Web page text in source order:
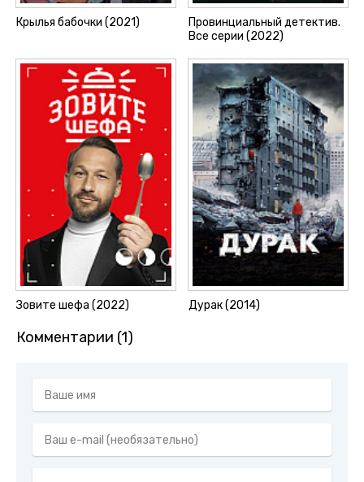
Крылья бабочки (2021)
Провинциальный детектив.
Все серии (2022)
Зовите шефа (2022) Дурак (2014)
Комментарии (1)